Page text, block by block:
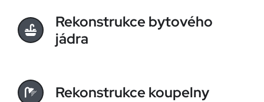
Rekonstrukce bytového
jádra
Rekonstrukce koupelny